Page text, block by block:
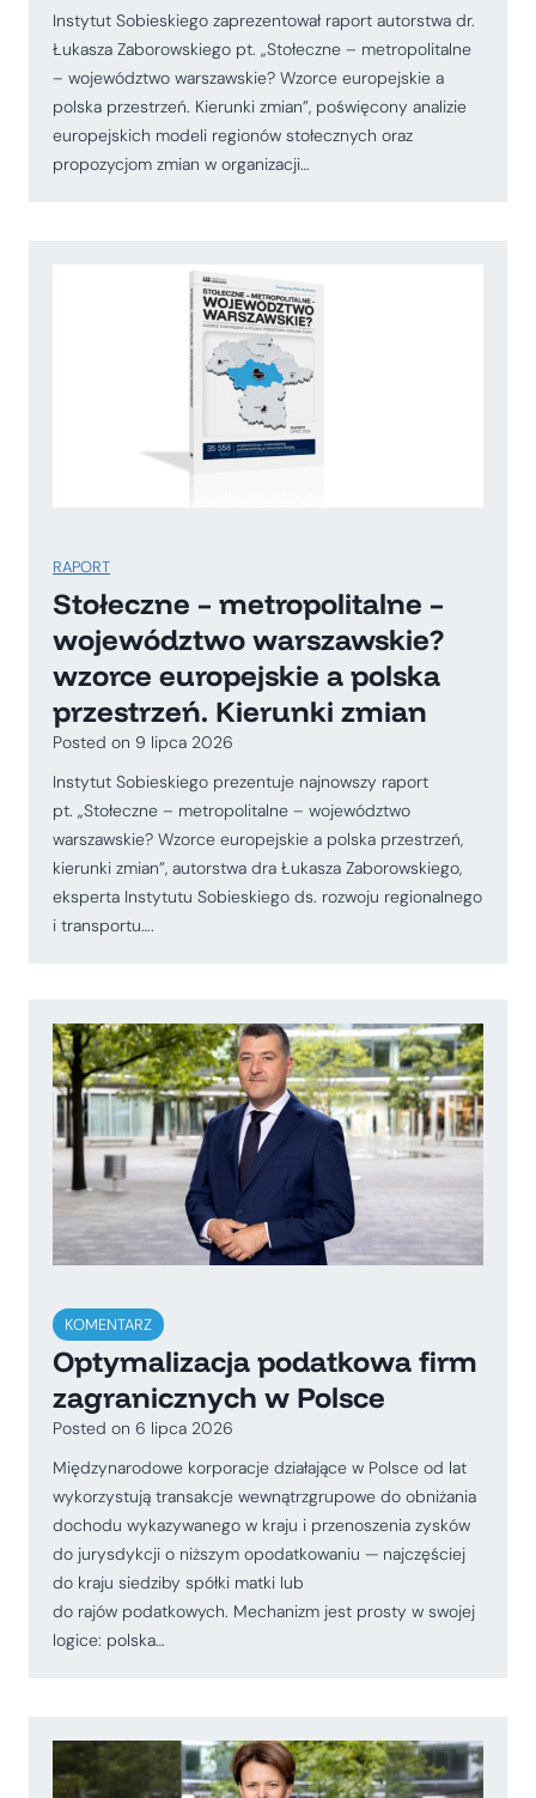
Instytut Sobieskiego zaprezentował raport autorstwa dr.
Łukasza Zaborowskiego pt. „Stołeczne – metropolitalne
– województwo warszawskie? Wzorce europejskie a
polska przestrzeń. Kierunki zmian”, poświęcony analizie
europejskich modeli regionów stołecznych oraz
propozycjom zmian w organizacji…
RAPORT
Stołeczne – metropolitalne –
województwo warszawskie?
wzorce europejskie a polska
przestrzeń. Kierunki zmian
Posted on 9 lipca 2026
Instytut Sobieskiego prezentuje najnowszy raport
pt. „Stołeczne – metropolitalne – województwo
warszawskie? Wzorce europejskie a polska przestrzeń,
kierunki zmian”, autorstwa dra Łukasza Zaborowskiego,
eksperta Instytutu Sobieskiego ds. rozwoju regionalnego
i transportu….
KOMENTARZ
Optymalizacja podatkowa firm
zagranicznych w Polsce
Posted on 6 lipca 2026
Międzynarodowe korporacje działające w Polsce od lat
wykorzystują transakcje wewnątrzgrupowe do obniżania
dochodu wykazywanego w kraju i przenoszenia zysków
do jurysdykcji o niższym opodatkowaniu — najczęściej
do kraju siedziby spółki matki lub
do rajów podatkowych. Mechanizm jest prosty w swojej
logice: polska…